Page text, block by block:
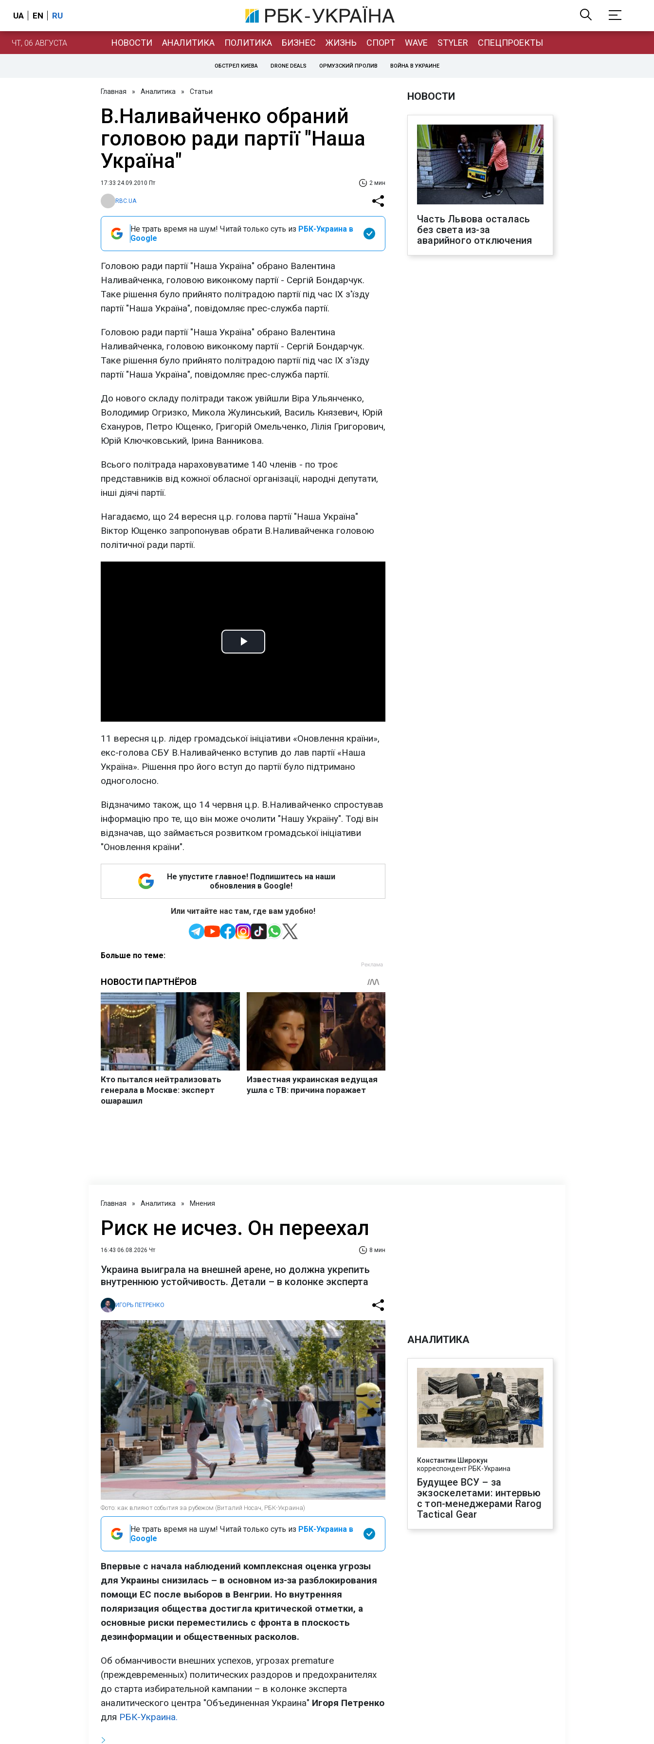
UA EN RU
ЧТ, 06 АВГУСТА НОВОСТИ АНАЛИТИКА ПОЛИТИКА БИЗНЕС ЖИЗНЬ СПОРТ WAVE STYLER СПЕЦПРОЕКТЫ
ОБСТРЕЛ КИЕВА DRONE DEALS ОРМУЗСКИЙ ПРОЛИВ ВОЙНА В УКРАИНЕ
Главная » Аналитика » Статьи
В.Наливайченко обраний
головою ради партії "Наша
Україна"
17:33 24.09.2010 Пт 2 мин
RBC.UA
Не трать время на шум! Читай только суть из РБК-Украина в
Google
Головою ради партії "Наша Україна" обрано Валентина
Наливайченка, головою виконкому партії - Сергій Бондарчук.
Таке рішення було прийнято політрадою партії під час IX з'їзду
партії "Наша Україна", повідомляє прес-служба партії.
Головою ради партії "Наша Україна" обрано Валентина
Наливайченка, головою виконкому партії - Сергій Бондарчук.
Таке рішення було прийнято політрадою партії під час IX з'їзду
партії "Наша Україна", повідомляє прес-служба партії.
До нового складу політради також увійшли Віра Ульянченко,
Володимир Огризко, Микола Жулинський, Василь Князевич, Юрій
Єхануров, Петро Ющенко, Григорій Омельченко, Лілія Григорович,
Юрій Ключковський, Ірина Ванникова.
Всього політрада нараховуватиме 140 членів - по троє
представників від кожної обласної організації, народні депутати,
інші діячі партії.
Нагадаємо, що 24 вересня ц.р. голова партії "Наша Україна"
Віктор Ющенко запропонував обрати В.Наливайченка головою
політичної ради партії.
Play
11 вересня ц.р. лідер громадської ініціативи «Оновлення країни»,
екс-голова СБУ В.Наливайченко вступив до лав партії «Наша
Україна». Рішення про його вступ до партії було підтримано
одноголосно.
Відзначимо також, що 14 червня ц.р. В.Наливайченко спростував
інформацію про те, що він може очолити "Нашу Україну". Тоді він
відзначав, що займається розвитком громадської ініціативи
"Оновлення країни".
Не упустите главное! Подпишитесь на наши
обновления в Google!
Или читайте нас там, где вам удобно!
Больше по теме:
НОВОСТИ
Часть Львова осталась
без света из-за
аварийного отключения
Главная » Аналитика » Мнения
Риск не исчез. Он переехал
16:43 06.08.2026 Чт 8 мин
Украина выиграла на внешней арене, но должна укрепить
внутреннюю устойчивость. Детали – в колонке эксперта
ИГОРЬ ПЕТРЕНКО
Фото: как влияют события за рубежом (Виталий Носач, РБК-Украина)
Не трать время на шум! Читай только суть из РБК-Украина в
Google
Впервые с начала наблюдений комплексная оценка угрозы
для Украины снизилась – в основном из-за разблокирования
помощи ЕС после выборов в Венгрии. Но внутренняя
поляризация общества достигла критической отметки, а
основные риски переместились с фронта в плоскость
дезинформации и общественных расколов.
Об обманчивости внешних успехов, угрозах premature
(преждевременных) политических раздоров и предохранителях
до старта избирательной кампании – в колонке эксперта
аналитического центра "Объединенная Украина" Игоря Петренко
для РБК-Украина.
АНАЛИТИКА
Константин Широкун
корреспондент РБК-Украина
Будущее ВСУ – за
экзоскелетами: интервью
с топ-менеджерами Rarog
Tactical Gear